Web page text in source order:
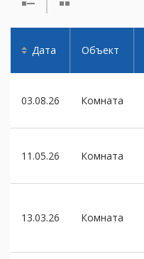
Дата Объект
03.08.26 Комната
11.05.26 Комната
13.03.26 Комната